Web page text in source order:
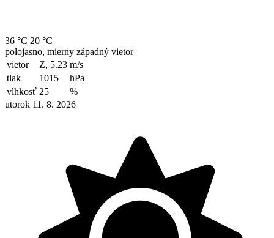
36 °C 20 °C
polojasno, mierny západný vietor
vietor
Z, 5.23 m/s
tlak
1015
hPa
vlhkosť 25
%
utorok 11. 8. 2026